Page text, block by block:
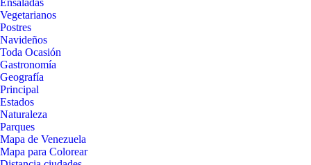
Ensaladas
Vegetarianos
Postres
Navideños
Toda Ocasión
Gastronomía
Geografía
Principal
Estados
Naturaleza
Parques
Mapa de Venezuela
Mapa para Colorear